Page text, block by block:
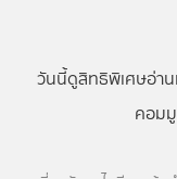
วันนี้ดูสิทธิพิเศษอ่าน
คอม